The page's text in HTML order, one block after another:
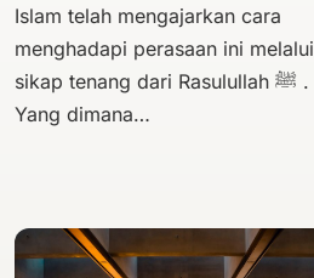
Islam telah mengajarkan cara
menghadapi perasaan ini melalui
sikap tenang dari Rasulullah ﷺ .
Yang dimana…